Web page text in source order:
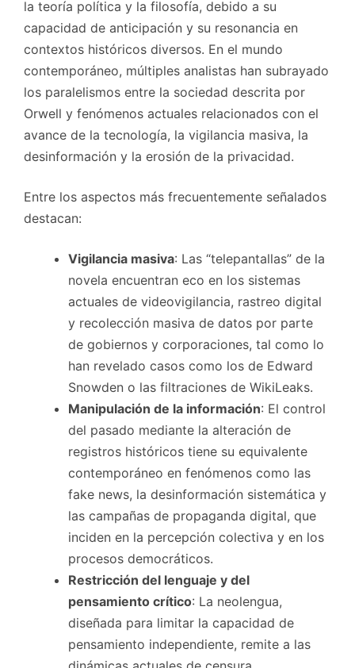
la teoría política y la filosofía, debido a su
capacidad de anticipación y su resonancia en
contextos históricos diversos. En el mundo
contemporáneo, múltiples analistas han subrayado
los paralelismos entre la sociedad descrita por
Orwell y fenómenos actuales relacionados con el
avance de la tecnología, la vigilancia masiva, la
desinformación y la erosión de la privacidad.
Entre los aspectos más frecuentemente señalados
destacan:
Vigilancia masiva: Las “telepantallas” de la
novela encuentran eco en los sistemas
actuales de videovigilancia, rastreo digital
y recolección masiva de datos por parte
de gobiernos y corporaciones, tal como lo
han revelado casos como los de Edward
Snowden o las filtraciones de WikiLeaks.
Manipulación de la información: El control
del pasado mediante la alteración de
registros históricos tiene su equivalente
contemporáneo en fenómenos como las
fake news, la desinformación sistemática y
las campañas de propaganda digital, que
inciden en la percepción colectiva y en los
procesos democráticos.
Restricción del lenguaje y del
pensamiento crítico: La neolengua,
diseñada para limitar la capacidad de
pensamiento independiente, remite a las